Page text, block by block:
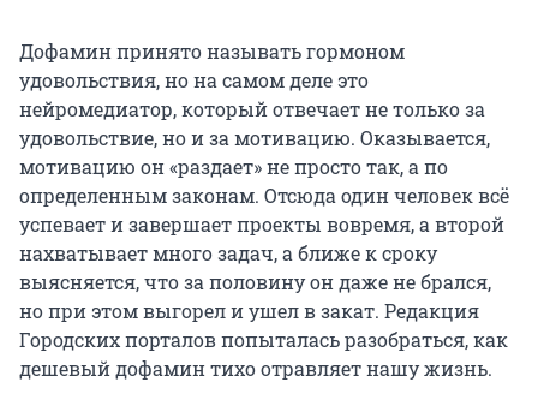
Дофамин принято называть гормоном
удовольствия, но на самом деле это
нейромедиатор, который отвечает не только за
удовольствие, но и за мотивацию. Оказывается,
мотивацию он «раздает» не просто так, а по
определенным законам. Отсюда один человек всё
успевает и завершает проекты вовремя, а второй
нахватывает много задач, а ближе к сроку
выясняется, что за половину он даже не брался,
но при этом выгорел и ушел в закат. Редакция
Городских порталов попыталась разобраться, как
дешевый дофамин тихо отравляет нашу жизнь.